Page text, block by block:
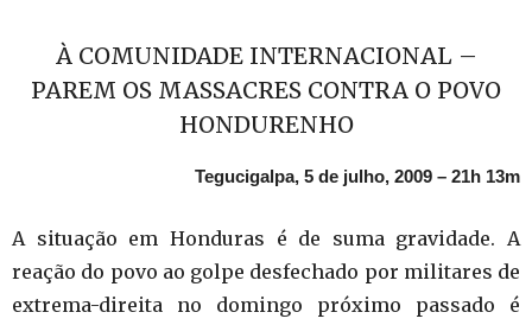
À COMUNIDADE INTERNACIONAL –
PAREM OS MASSACRES CONTRA O POVO
HONDURENHO
Tegucigalpa, 5 de julho, 2009 – 21h 13m
A situação em Honduras é de suma gravidade. A
reação do povo ao golpe desfechado por militares de
extrema-direita no domingo próximo passado é